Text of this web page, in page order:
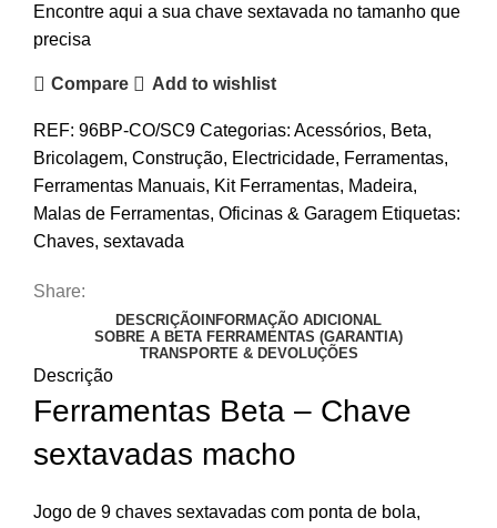
Encontre aqui a sua chave sextavada no tamanho que
precisa
Compare Add to wishlist
REF: 96BP-CO/SC9 Categorias: Acessórios, Beta,
Bricolagem, Construção, Electricidade, Ferramentas,
Ferramentas Manuais, Kit Ferramentas, Madeira,
Malas de Ferramentas, Oficinas & Garagem Etiquetas:
Chaves, sextavada
Share:
DESCRIÇÃO INFORMAÇÃO ADICIONAL
SOBRE A BETA FERRAMENTAS (GARANTIA)
TRANSPORTE & DEVOLUÇÕES
Descrição
Ferramentas Beta – Chave
sextavadas macho
Jogo de 9 chaves sextavadas com ponta de bola,